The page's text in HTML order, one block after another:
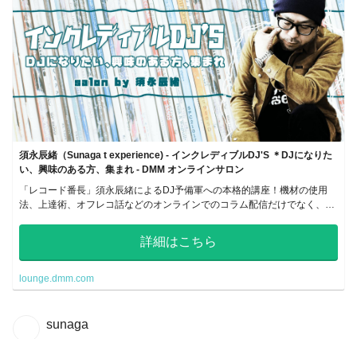
須永辰緒（Sunaga t experience) - インクレディブルDJ'S ＊DJになりた
い、興味のある方、集まれ - DMM オンラインサロン
「レコード番長」須永辰緒によるDJ予備軍への本格的講座！機材の使用
法、上達術、オフレコ話などのオンラインでのコラム配信だけでなく、リ
詳細はこちら
lounge.dmm.com
sunaga